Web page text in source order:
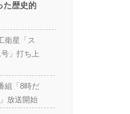
た歴史的
衛星「ス
」打ち上
組「8時だ
放送開始